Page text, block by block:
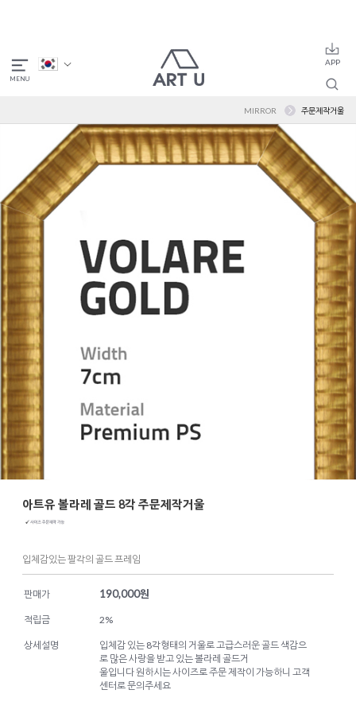
MIRROR 주문제작거울
아트유 볼라레 골드 8각 주문제작거울
입체감있는 팔각의 골드 프레임
판매가 190,000원
적립금 2%
상세설명
입체감 있는 8각형태의 거울로 고급스러운 골드 색감으
로 많은 사랑을 받고 있는 볼라레 골드거
울입니다 원하시는 사이즈로 주문 제작이 가능하니 고객
센터로 문의주세요